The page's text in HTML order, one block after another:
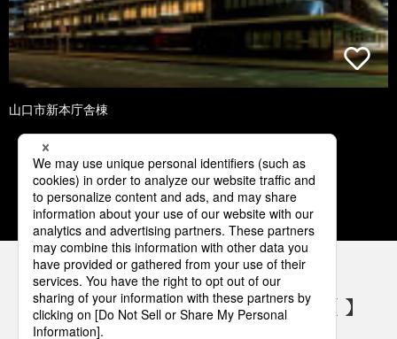
山口市新本庁舎棟
1 2 3 4 5
パナソニックの電気設備 SNSアカウント